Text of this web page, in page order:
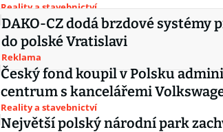
Reality a stavebnictví
DAKO-CZ dodá brzdové systémy
do polské Vratislavi
Reklama
Český fond koupil v Polsku
centrum s kancelářemi
Reality a stavebnictví
Největší polský národní park